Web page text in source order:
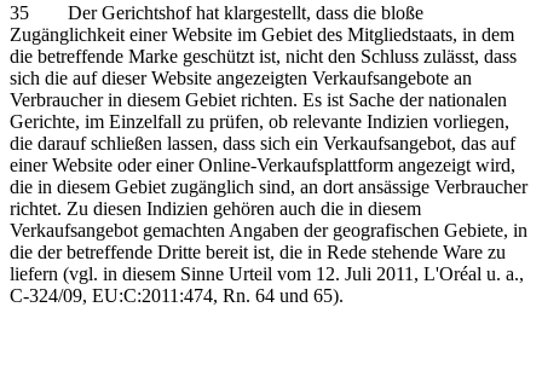
35 Der Gerichtshof hat klargestellt, dass die bloße
Zugänglichkeit einer Website im Gebiet des Mitgliedstaats, in dem
die betreffende Marke geschützt ist, nicht den Schluss zulässt, dass
sich die auf dieser Website angezeigten Verkaufsangebote an
Verbraucher in diesem Gebiet richten. Es ist Sache der nationalen
Gerichte, im Einzelfall zu prüfen, ob relevante Indizien vorliegen,
die darauf schließen lassen, dass sich ein Verkaufsangebot, das auf
einer Website oder einer Online-Verkaufsplattform angezeigt wird,
die in diesem Gebiet zugänglich sind, an dort ansässige Verbraucher
richtet. Zu diesen Indizien gehören auch die in diesem
Verkaufsangebot gemachten Angaben der geografischen Gebiete, in
die der betreffende Dritte bereit ist, die in Rede stehende Ware zu
liefern (vgl. in diesem Sinne Urteil vom 12. Juli 2011, L'Oréal u. a.,
C‑324/09, EU:C:2011:474, Rn. 64 und 65).